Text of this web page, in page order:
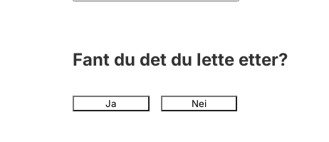
Fant du det du lette etter?
Ja Nei